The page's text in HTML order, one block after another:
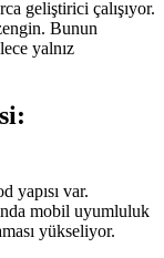
geliştirici çalışıyor.
Bunun
yalnız
yapısı var.
mobil uyumluluk
yükseliyor.